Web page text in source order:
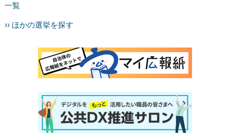
一覧
›› ほかの選挙を探す